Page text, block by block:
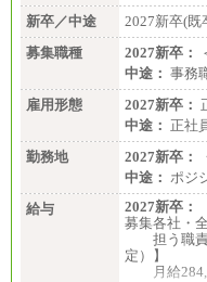
新卒／中途
2027新卒(既
募集職種
2027新卒：
中途： 事務
雇用形態
2027新卒：
中途： 正社
勤務地
2027新卒：
中途： ポジ
給与
2027新卒：
募集各社・
担う職責
定）】
月給